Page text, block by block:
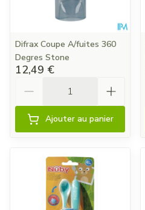
Difrax Coupe A/fuites 360
Degres Stone
12,49 €
Ajouter au panier